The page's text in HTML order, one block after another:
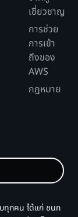
เชี่ยวชาญ
การช่วย
การเข้า
ถึงของ
AWS
กฎหมาย
ทุกคน ได้แก่ ชนก